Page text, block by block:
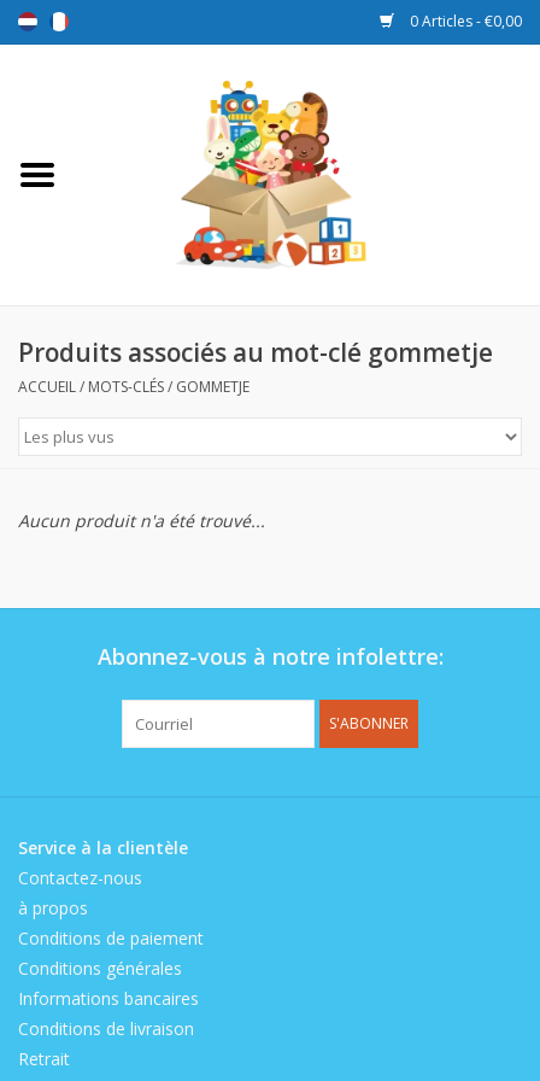
0 Articles - €0,00
Jouets
Boîtes de récompense
Nouveau
Prix
Produits associés au mot-clé gommetje
ACCUEIL/ MOTS-CLÉS/ GOMMETJE
Aucun produit n'a été trouvé...
Abonnez-vous à notre infolettre:
S'ABONNER
Service à la clientèle
Contactez-nous
à propos
Conditions de paiement
Conditions générales
Informations bancaires
Conditions de livraison
Retrait